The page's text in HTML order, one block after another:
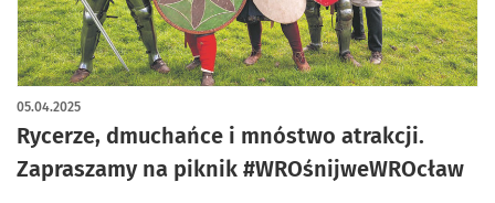
Rycerze, dmuchańce i mnóstwo atrakcji.
Zapraszamy na piknik #WROśnijweWROcław
05.04.2025